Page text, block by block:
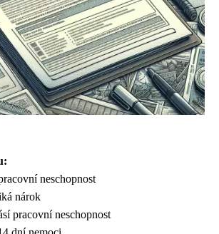
neschopnost
nárok
pracovní neschopnost